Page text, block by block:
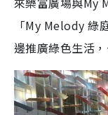
「My Melody 綠
邊推廣綠色生活